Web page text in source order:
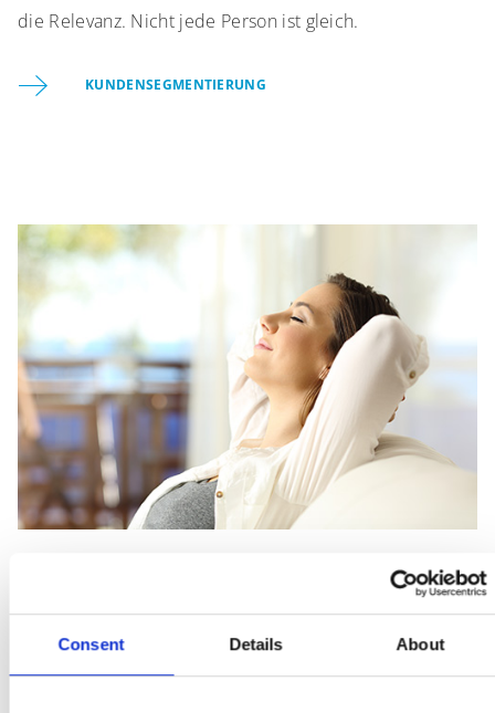
Consent Details About
die Relevanz. Nicht jede Person ist gleich.
KUNDENSEGMENTIERUNG
Kundenwertanalyse